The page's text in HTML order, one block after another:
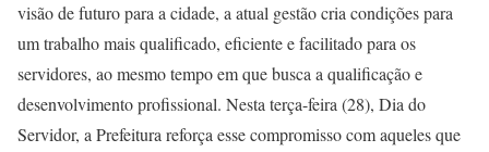
visão de futuro para a cidade, a atual gestão cria condições para
um trabalho mais qualificado, eficiente e facilitado para os
servidores, ao mesmo tempo em que busca a qualificação e
desenvolvimento profissional. Nesta terça-feira (28), Dia do
Servidor, a Prefeitura reforça esse compromisso com aqueles que